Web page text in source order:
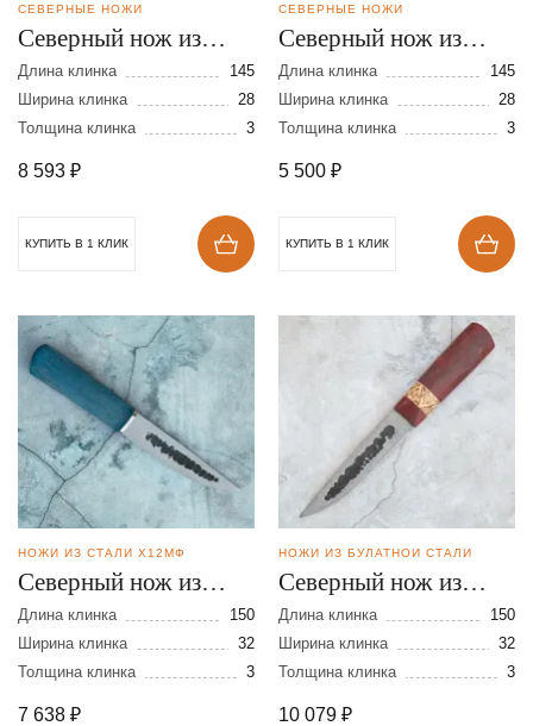
СЕВЕРНЫЕ НОЖИ
Северный нож из
дамасской стали
Длина клинка
145
Ширина клинка
28
Толщина клинка
3
8 593 ₽
КУПИТЬ В 1 КЛИК
СЕВЕРНЫЕ НОЖИ
Северный нож из
стали 110Х18
Длина клинка
145
Ширина клинка
28
Толщина клинка
3
5 500 ₽
КУПИТЬ В 1 КЛИК
НОЖИ ИЗ СТАЛИ Х12МФ
Северный нож из
стали Х12МФ
Длина клинка
150
Ширина клинка
32
Толщина клинка
3
7 638 ₽
НОЖИ ИЗ БУЛАТНОЙ СТАЛИ
Северный нож из
булатной стали
Длина клинка
150
Ширина клинка
32
Толщина клинка
3
10 079 ₽